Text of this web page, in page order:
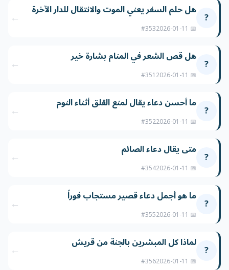
? هل حلم السفر يعني الموت والانتقال للدار الآخرة
📅 2026-01-11
#353
←
? هل قص الشعر في المنام بشارة خير
📅 2026-01-11
#351
←
? ما أحسن دعاء يقال لمنع القلق أثناء النوم
📅 2026-01-11
#352
←
? متى يقال دعاء الصائم
📅 2026-01-11
#354
←
? ما هو أجمل دعاء قصير مستجاب فوراً
📅 2026-01-11
#355
←
? لماذا كل المبشرين بالجنة من قريش
📅 2026-01-11
#356
←